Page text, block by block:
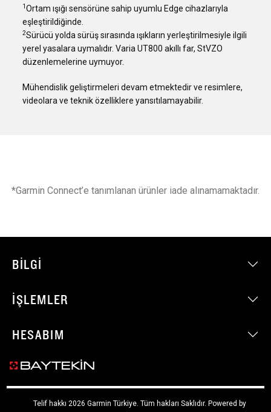
1Ortam ışığı sensörüne sahip uyumlu Edge cihazlarıyla
eşleştirildiğinde.
2Sürücü yolda sürüş sırasında ışıkların yerleştirilmesiyle ilgili
yerel yasalara uymalıdır. Varia UT800 akıllı far, StVZO
düzenlemelerine uymuyor.
Mühendislik geliştirmeleri devam etmektedir ve resimlere,
videolara ve teknik özelliklere yansıtılamayabilir.
*Garmin Connect’e tanımlanan ürünler iade alınamamaktadır.
BILGI
İŞLEMLER
HESABIM
Telif hakkı 2026 Garmin Türkiye. Tüm hakları Saklıdır. Powered by